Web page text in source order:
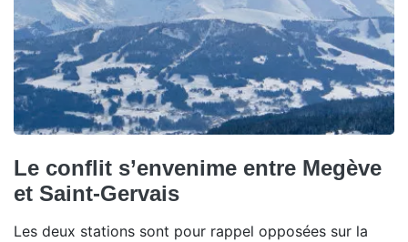
Le conflit s’envenime entre Megève
et Saint-Gervais
Les deux stations sont pour rappel opposées sur la